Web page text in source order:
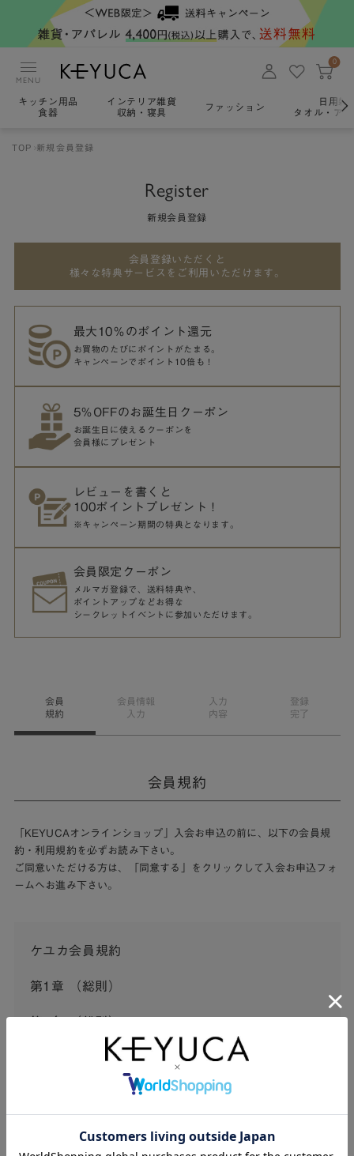
MENU
0
キッチン用品
食器
インテリア雑貨
収納・寝具
ファッション
日用雑
タオル・ア
TOP 新規会員登録
Register
新規会員登録
会員登録いただくと
様々な特典サービスをご利用いただけます。
最大10％のポイント還元
お買物のたびにポイントがたまる。
キャンペーンでポイント10倍も！
5％OFFのお誕生日クーポン
お誕生日に使えるクーポンを
会員様にプレゼント
レビューを書くと
100ポイントプレゼント！
※キャンペーン期間の特典となります。
会員限定クーポン
メルマガ登録で、送料特典や、
ポイントアップなどお得な
シークレットイベントに参加いただけます。
会員
規約
会員情報
入力
入力
内容
登録
完了
会員規約
「KEYUCAオンラインショップ」入会お申込の前に、以下の会員規
約・利用規約を必ずお読み下さい。
ご同意いただける方は、「同意する」をクリックして入会お申込フォ
ームへお進み下さい。
ケユカ会員規約
第1章 （総則）
この会員規約（以下「本規約」といいます。）は、河淳株
式会社ケユカ事業部（以下「弊社」といいます。）が提供
する一連のサービスに関し、弊社が次条の定めに従い入会
本規約は、会員と弊社との間のサービスの利用に関わる一